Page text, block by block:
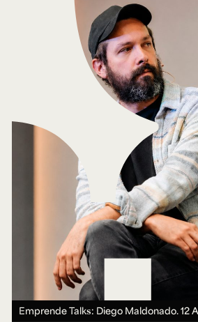
Emprende Talks: Diego Maldonado.12